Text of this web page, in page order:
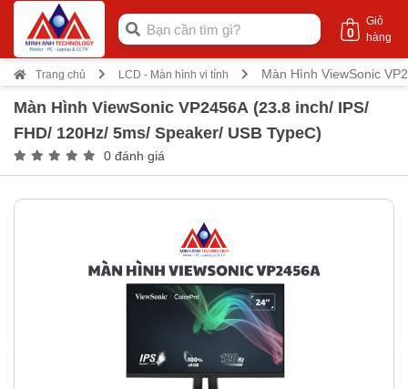
Giỏ
hàng
0
Trang chủ LCD - Màn hình vi tính Màn Hình ViewSonic
Màn Hình ViewSonic VP2456A (23.8 inch/ IPS/
FHD/ 120Hz/ 5ms/ Speaker/ USB TypeC)
0 đánh giá